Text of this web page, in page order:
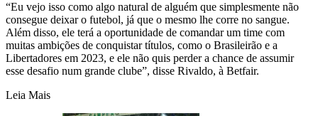
“Eu vejo isso como algo natural de alguém que simplesmente não
consegue deixar o futebol, já que o mesmo lhe corre no sangue.
Além disso, ele terá a oportunidade de comandar um time com
muitas ambições de conquistar títulos, como o Brasileirão e a
Libertadores em 2023, e ele não quis perder a chance de assumir
esse desafio num grande clube”, disse Rivaldo, à Betfair.
Leia Mais